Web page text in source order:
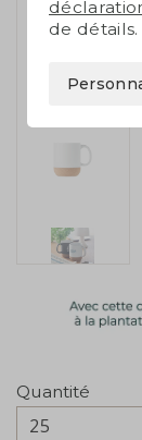
Quantité
25
de détails.